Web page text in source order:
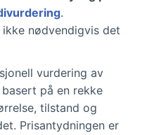
.
nødvendigvis det
vurdering av
på en rekke
tilstand og
Prisantydningen er